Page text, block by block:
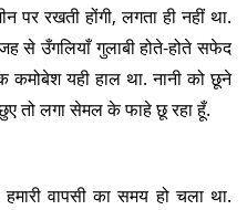
रखती होंगी, लगता ही नहीं था.
से उँगलियाँ गुलाबी होते-होते सफेद
कमोबेश यही हाल था. नानी को छूने
तो लगा सेमल के फाहे छू रहा हूँ.
वापसी का समय हो चला था.